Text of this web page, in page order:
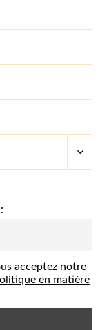
LE
MENU
acceptez notre
en matière